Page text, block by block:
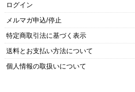
ログイン
メルマガ申込/停止
特定商取引法に基づく表示
送料とお支払い方法について
個人情報の取扱いについて